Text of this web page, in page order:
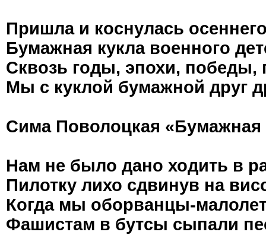
Пришла и коснулась
Бумажная кукла военного
Сквозь годы, эпохи, победы,
Мы с куклой бумажной друг
Сима Поволоцкая «Бумажная
Нам не было дано ходить в
Пилотку лихо сдвинув на
Когда мы оборванцы-
Фашистам в бутсы сыпали